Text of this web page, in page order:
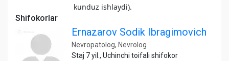
kunduz ishlaydi).
Shifokorlar
Ernazarov Sodik Ibragimovich
Nevropatolog, Nevrolog
Staj 7 yil., Uchinchi toifali shifokor